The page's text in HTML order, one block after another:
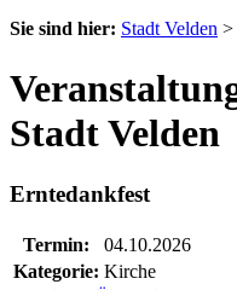
Sie sind hier: Stadt Velden >
Stadt Velden
Erntedankfest
Termin:
04.10.2026
Kategorie: Kirche